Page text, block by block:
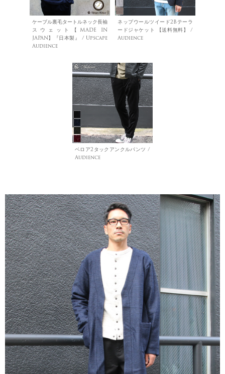
ケーブル裏毛タートルネック長袖
スウェット【MADE IN
JAPAN】『日本製』 / Upscape
Audience
ネップウールツイード2Bテーラ
ードジャケット 【送料無料】 /
Audience
ベロア2タックアンクルパンツ /
Audience